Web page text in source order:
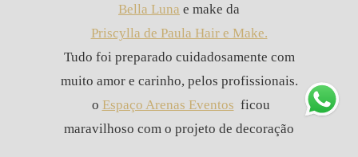
Bella Luna e make da
Priscylla de Paula Hair e Make.
Tudo foi preparado cuidadosamente com
muito amor e carinho, pelos profissionais.
o Espaço Arenas Eventos ficou
maravilhoso com o projeto de decoração